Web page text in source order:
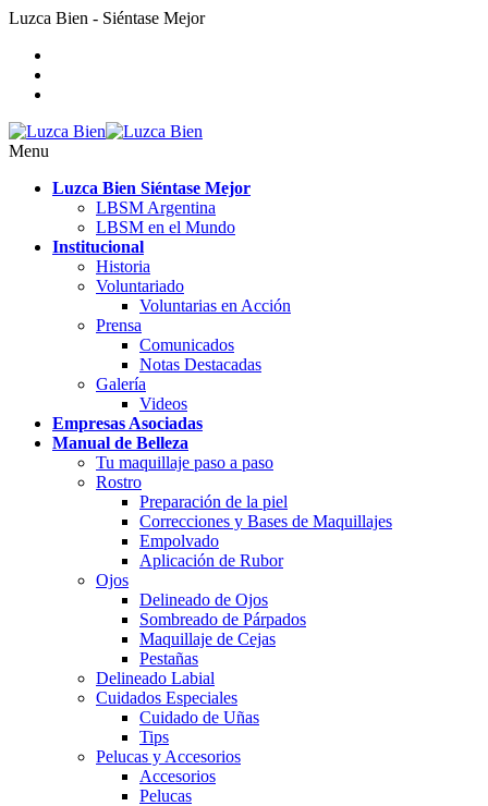
Luzca Bien - Siéntase Mejor
Menu
Luzca Bien Siéntase Mejor
LBSM Argentina
LBSM en el Mundo
Institucional
Historia
Voluntariado
Voluntarias en Acción
Prensa
Comunicados
Notas Destacadas
Galería
Videos
Empresas Asociadas
Manual de Belleza
Tu maquillaje paso a paso
Rostro
Preparación de la piel
Correcciones y Bases de Maquillajes
Empolvado
Aplicación de Rubor
Ojos
Delineado de Ojos
Sombreado de Párpados
Maquillaje de Cejas
Pestañas
Delineado Labial
Cuidados Especiales
Cuidado de Uñas
Tips
Pelucas y Accesorios
Accesorios
Pelucas